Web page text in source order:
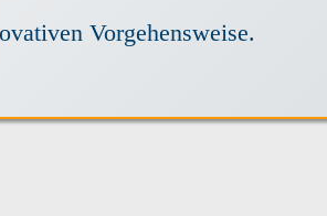
Vorgehensweise.